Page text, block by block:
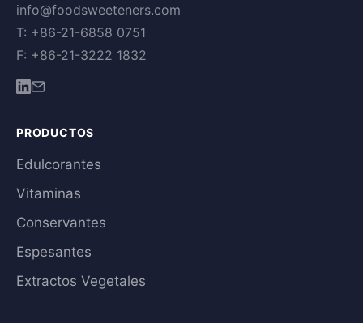
info@foodsweeteners.com
T: +86-21-6858 0751
F: +86-21-3222 1832
PRODUCTOS
Edulcorantes
Vitaminas
Conservantes
Espesantes
Extractos Vegetales